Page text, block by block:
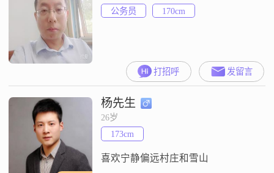
公务员
170cm
打招呼 发留言
杨先生
26岁
173cm
喜欢宁静偏远村庄和雪山